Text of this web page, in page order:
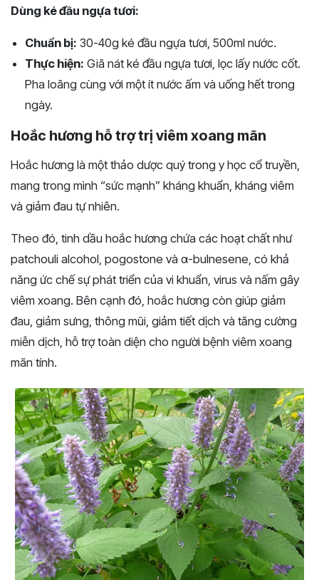
Dùng ké đầu ngựa tươi:
Chuẩn bị: 30-40g ké đầu ngựa tươi, 500ml nước.
Thực hiện: Giã nát ké đầu ngựa tươi, lọc lấy nước cốt.
Pha loãng cùng với một ít nước ấm và uống hết trong
ngày.
Hoắc hương hỗ trợ trị viêm xoang mãn
Hoắc hương là một thảo dược quý trong y học cổ truyền,
mang trong mình “sức mạnh” kháng khuẩn, kháng viêm
và giảm đau tự nhiên.
Theo đó, tinh dầu hoắc hương chứa các hoạt chất như
patchouli alcohol, pogostone và α-bulnesene, có khả
năng ức chế sự phát triển của vi khuẩn, virus và nấm gây
viêm xoang. Bên cạnh đó, hoắc hương còn giúp giảm
đau, giảm sưng, thông mũi, giảm tiết dịch và tăng cường
miễn dịch, hỗ trợ toàn diện cho người bệnh viêm xoang
mãn tính.